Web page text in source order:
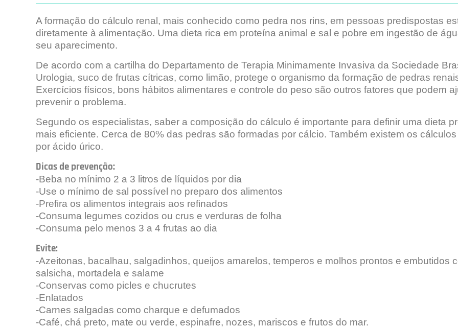
A formação do cálculo renal, mais conhecido como pedra nos rins, em pessoas predispostas
diretamente à alimentação. Uma dieta rica em proteína animal e sal e pobre em ingestão de
seu aparecimento.
De acordo com a cartilha do Departamento de Terapia Minimamente Invasiva da Sociedade
Urologia, suco de frutas cítricas, como limão, protege o organismo da formação de pedras
Exercícios físicos, bons hábitos alimentares e controle do peso são outros fatores que podem
prevenir o problema.
Segundo os especialistas, saber a composição do cálculo é importante para definir uma dieta
mais eficiente. Cerca de 80% das pedras são formadas por cálcio. Também existem os
por ácido úrico.
Dicas de prevenção:
-Beba no mínimo 2 a 3 litros de líquidos por dia
-Use o mínimo de sal possível no preparo dos alimentos
-Prefira os alimentos integrais aos refinados
-Consuma legumes cozidos ou crus e verduras de folha
-Consuma pelo menos 3 a 4 frutas ao dia
Evite:
-Azeitonas, bacalhau, salgadinhos, queijos amarelos, temperos e molhos prontos e embutidos
salsicha, mortadela e salame
-Conservas como picles e chucrutes
-Enlatados
-Carnes salgadas como charque e defumados
-Café, chá preto, mate ou verde, espinafre, nozes, mariscos e frutos do mar.